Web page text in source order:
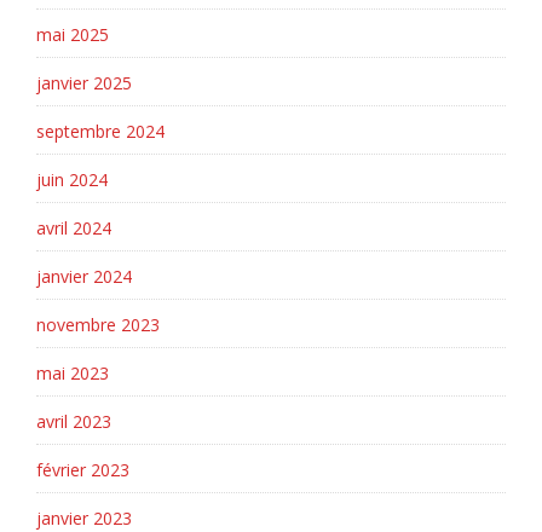
mai 2025
janvier 2025
septembre 2024
juin 2024
avril 2024
janvier 2024
novembre 2023
mai 2023
avril 2023
février 2023
janvier 2023